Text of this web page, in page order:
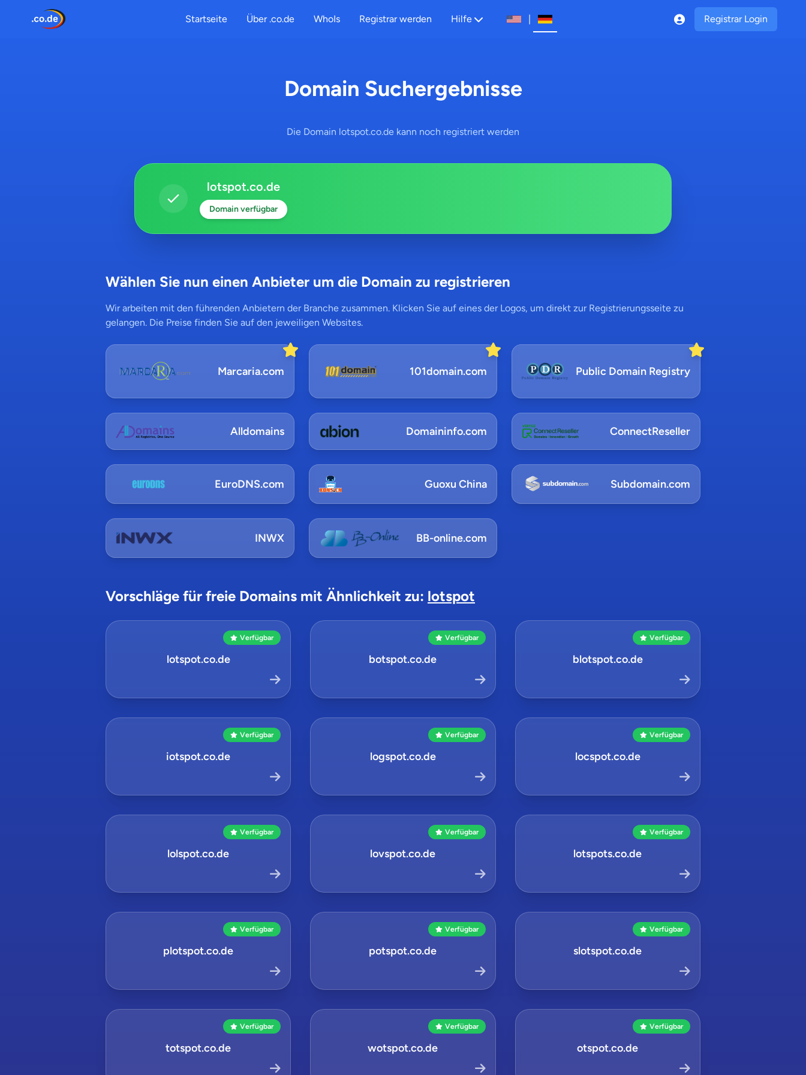
Startseite Über .co.de WhoIs Registrar werden Hilfe | Registrar Login
Domain Suchergebnisse
Die Domain lotspot.co.de kann noch registriert werden
lotspot.co.de
Domain verfügbar
Wählen Sie nun einen Anbieter um die Domain zu registrieren
Wir arbeiten mit den führenden Anbietern der Branche zusammen. Klicken Sie auf eines der Logos, um direkt zur Registrierungsseite zu
gelangen. Die Preise finden Sie auf den jeweiligen Websites.
Marcaria.com 101domain.com Public Domain Registry
Alldomains Domaininfo.com ConnectReseller
EuroDNS.com Guoxu China Subdomain.com
INWX BB-online.com
Vorschläge für freie Domains mit Ähnlichkeit zu: lotspot
Verfügbar
lotspot.co.de
Verfügbar
botspot.co.de
Verfügbar
blotspot.co.de
Verfügbar
iotspot.co.de
Verfügbar
logspot.co.de
Verfügbar
locspot.co.de
Verfügbar
lolspot.co.de
Verfügbar
lovspot.co.de
Verfügbar
lotspots.co.de
Verfügbar
plotspot.co.de
Verfügbar
potspot.co.de
Verfügbar
slotspot.co.de
Verfügbar
totspot.co.de
Verfügbar
wotspot.co.de
Verfügbar
otspot.co.de